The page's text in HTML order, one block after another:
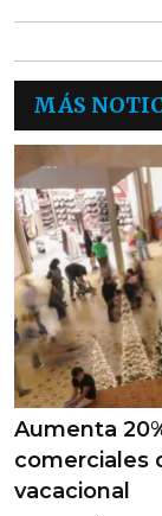
MÁS
Aumenta
comerciales
vacacional